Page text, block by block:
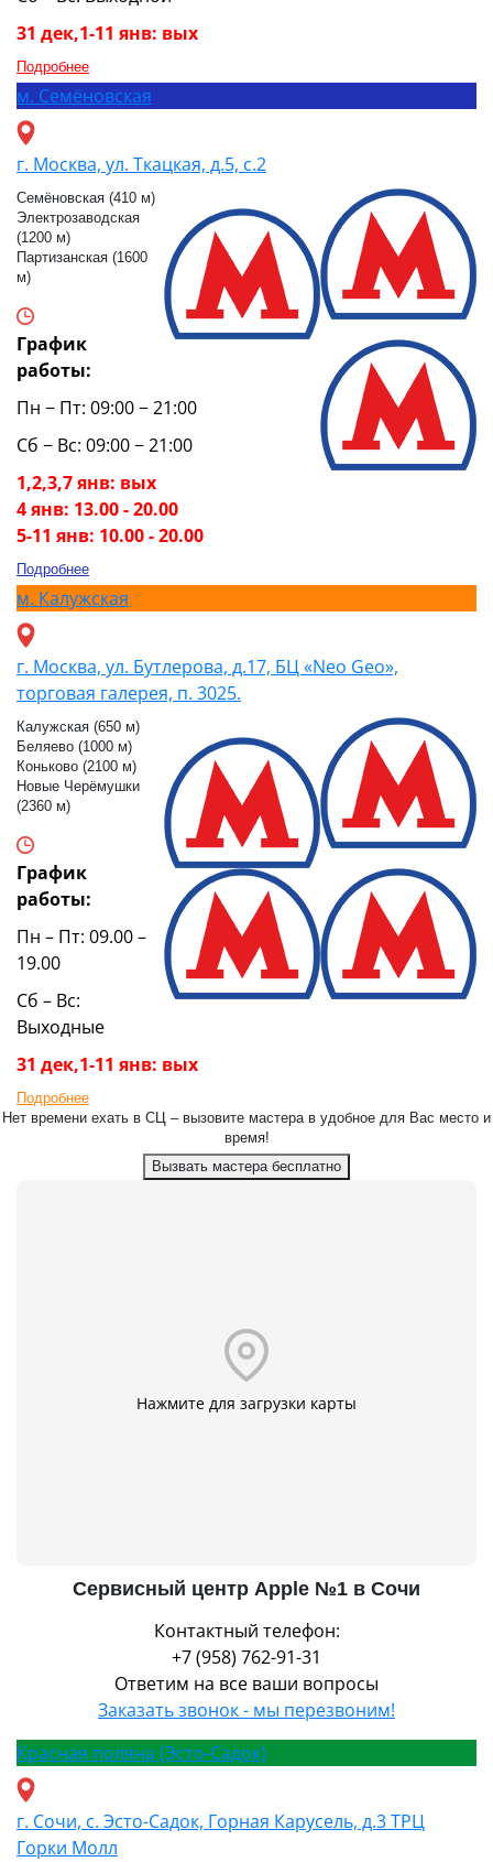
31 дек,1-11 янв: вых
Подробнее
м. Семёновская
г. Москва, ул. Ткацкая, д.5, с.2
Семёновская (410 м)
Электрозаводская
(1200 м)
Партизанская (1600
м)
График
работы:
Пн − Пт: 09:00 − 21:00
Сб − Вс: 09:00 − 21:00
1,2,3,7 янв: вых
4 янв: 13.00 - 20.00
5-11 янв: 10.00 - 20.00
Подробнее
м. Калужская
г. Москва, ул. Бутлерова, д.17, БЦ «Neo Geo»,
торговая галерея, п. 3025.
Калужская (650 м)
Беляево (1000 м)
Коньково (2100 м)
Новые Черёмушки
(2360 м)
График
работы:
Пн – Пт: 09.00 –
19.00
Сб – Вс:
Выходные
31 дек,1-11 янв: вых
Подробнее
Нет времени ехать в СЦ – вызовите мастера в удобное для Вас место и
время!
Вызвать мастера бесплатно
Нажмите для загрузки карты
Сервисный центр Apple №1 в Сочи
Контактный телефон:
+7 (958) 762-91-31
Ответим на все ваши вопросы
Заказать звонок - мы перезвоним!
Красная поляна (Эсто-Садок)
г. Сочи, с. Эсто-Садок, Горная Карусель, д.3 ТРЦ
Горки Молл